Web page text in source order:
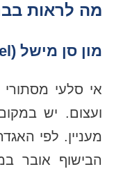
מה לראות
מון סן מישל (Mont-Saint-Michel).
אי סלעי
ועצום. יש
מעניין. לפי
הבישוף אובר